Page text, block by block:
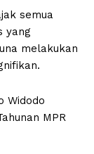
semua
yang
melakukan
Widodo
MPR